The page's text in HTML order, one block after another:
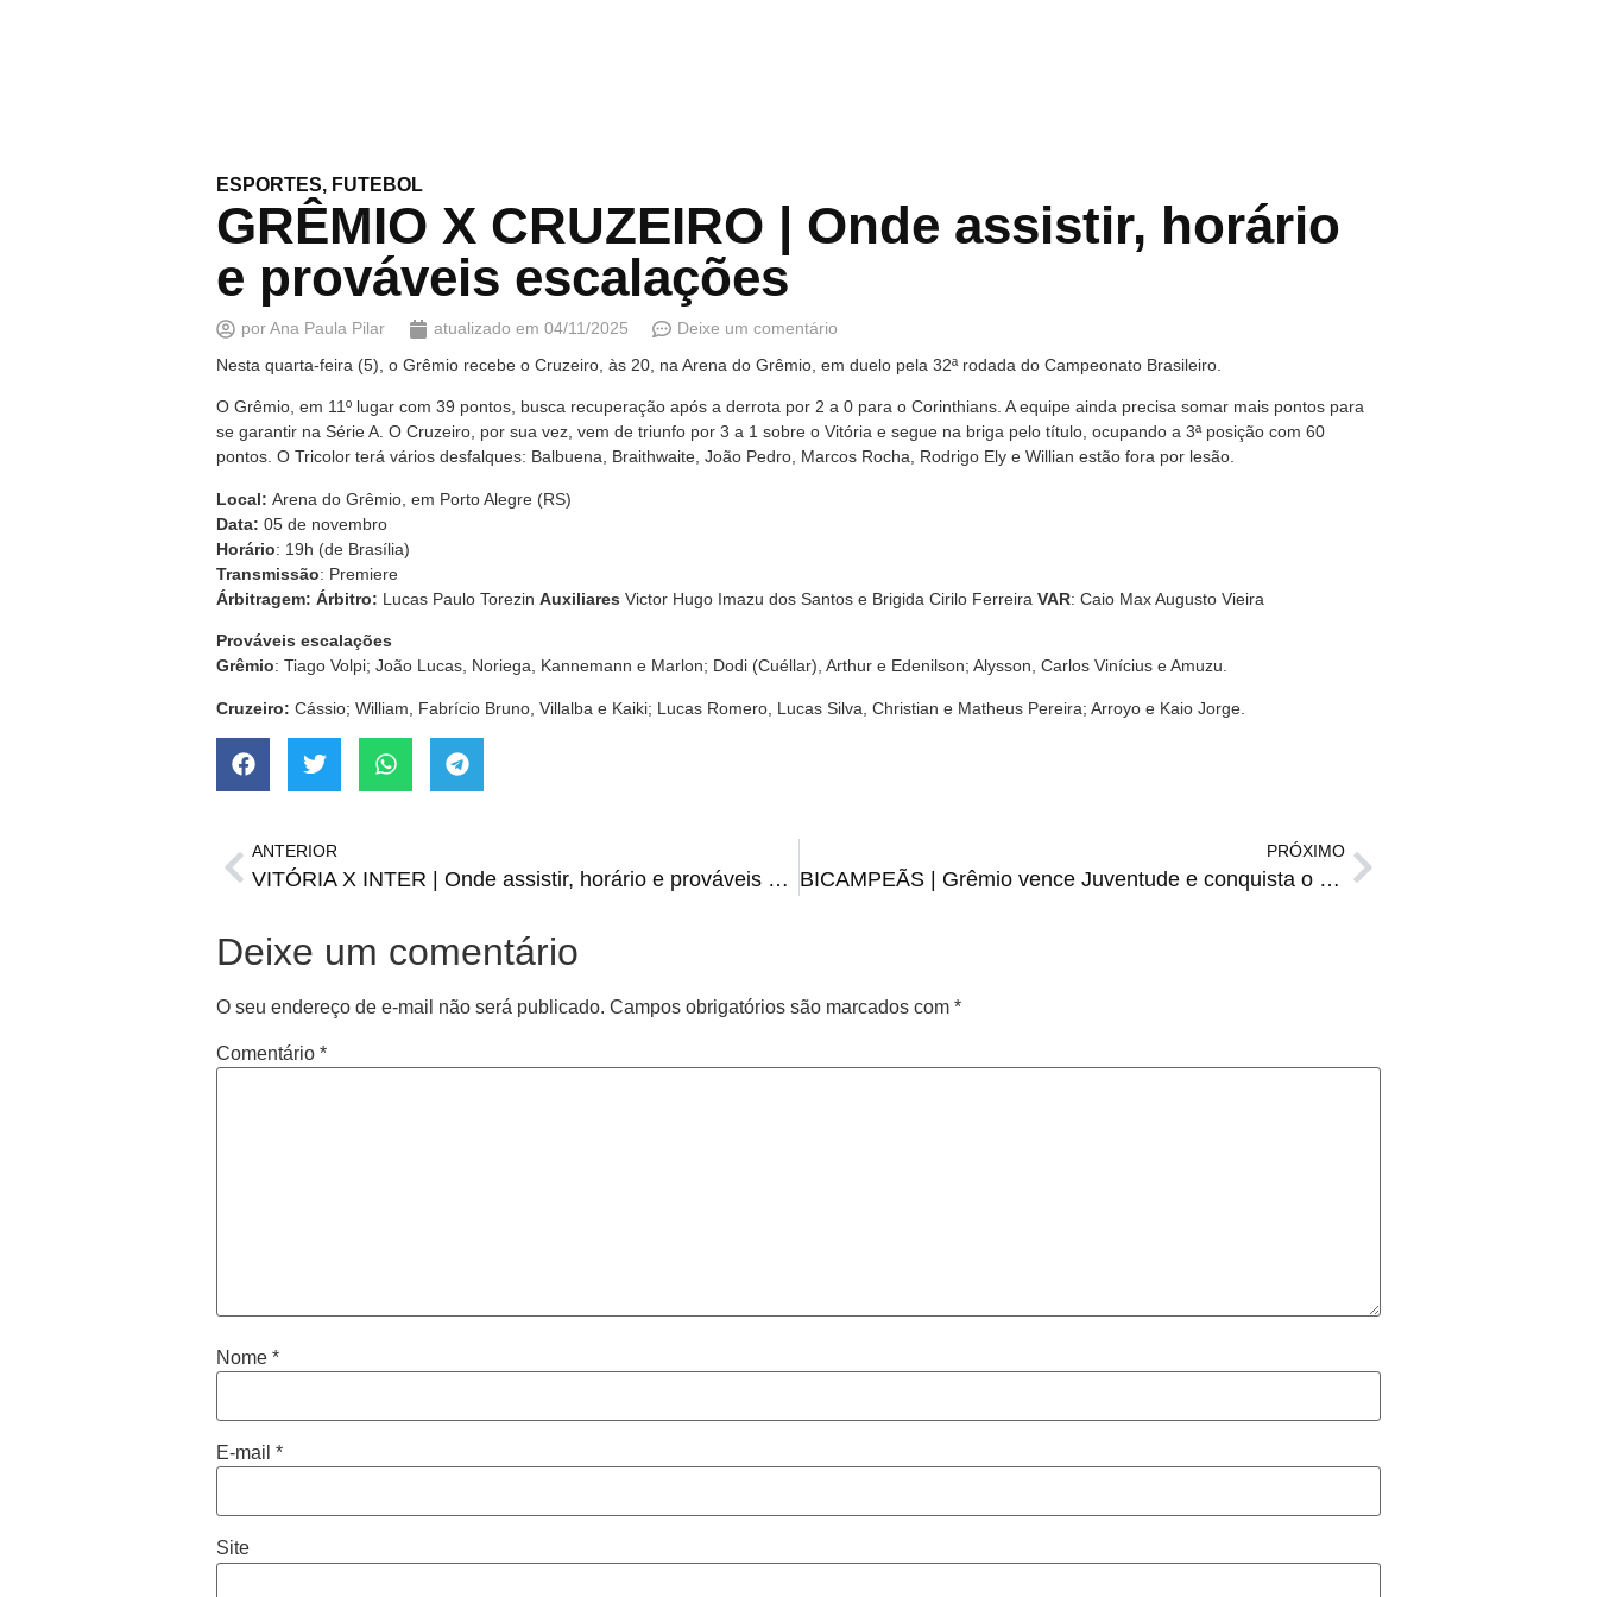
ESPORTES, FUTEBOL
GRÊMIO X CRUZEIRO | Onde assistir, horário
e prováveis escalações
porAna Paula Pilar atualizado em 04/11/2025
Deixe um comentário
Nesta quarta-feira (5), o Grêmio recebe o Cruzeiro, às 20, na Arena do Grêmio, em duelo pela 32ª rodada do Campeonato Brasileiro.
O Grêmio, em 11º lugar com 39 pontos, busca recuperação após a derrota por 2 a 0 para o Corinthians. A equipe ainda precisa somar mais pontos para
se garantir na Série A. O Cruzeiro, por sua vez, vem de triunfo por 3 a 1 sobre o Vitória e segue na briga pelo título, ocupando a 3ª posição com 60
pontos. O Tricolor terá vários desfalques: Balbuena, Braithwaite, João Pedro, Marcos Rocha, Rodrigo Ely e Willian estão fora por lesão.
Local: Arena do Grêmio, em Porto Alegre (RS)
Data: 05 de novembro
Horário: 19h (de Brasília)
Transmissão: Premiere
Árbitragem: Árbitro: Lucas Paulo Torezin Auxiliares Victor Hugo Imazu dos Santos e Brigida Cirilo Ferreira VAR: Caio Max Augusto Vieira
Prováveis escalações
Grêmio: Tiago Volpi; João Lucas, Noriega, Kannemann e Marlon; Dodi (Cuéllar), Arthur e Edenilson; Alysson, Carlos Vinícius e Amuzu.
Cruzeiro: Cássio; William, Fabrício Bruno, Villalba e Kaiki; Lucas Romero, Lucas Silva, Christian e Matheus Pereira; Arroyo e Kaio Jorge.
ANTERIOR
VITÓRIA X INTER | Onde assistir, horário e prováveis escalações
PRÓXIMO
BICAMPEÃS | Grêmio vence Juventude e conquista o Bicampeonato do Gauchão Feminino
Deixe um comentário
O seu endereço de e-mail não será publicado. Campos obrigatórios são marcados com *
Comentário *
Nome *
E-mail *
Site